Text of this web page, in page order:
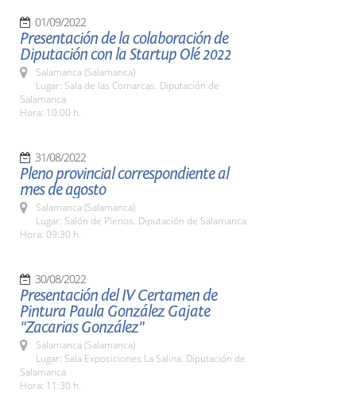
01/09/2022
Presentación de la colaboración de
Diputación con la Startup Olé 2022
Salamanca (Salamanca)
Lugar: Sala de las Comarcas. Diputación de
Salamanca
Hora: 10:00 h.
31/08/2022
Pleno provincial correspondiente al
mes de agosto
Salamanca (Salamanca)
Lugar: Salón de Plenos. Diputación de Salamanca
Hora: 09:30 h.
30/08/2022
Presentación del IV Certamen de
Pintura Paula González Gajate
"Zacarias González"
Salamanca (Salamanca)
Lugar: Sala Exposiciones La Salina. Diputación de
Salamanca
Hora: 11:30 h.